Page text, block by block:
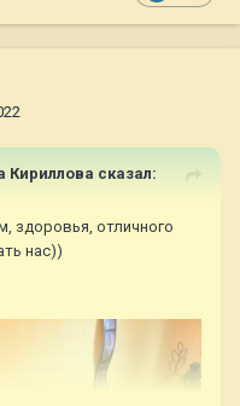
Кириллова сказал:
здоровья, отличного
нас))